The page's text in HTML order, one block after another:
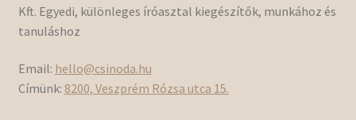
Kft. Egyedi, különleges íróasztal kiegészítők, munkához és
tanuláshoz
Email: hello@csinoda.hu
Címünk: 8200, Veszprém Rózsa utca 15.